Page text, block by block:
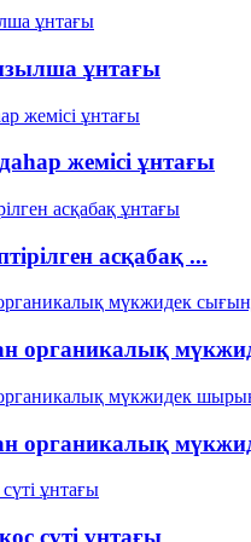
ұнтағы
жемісі ұнтағы
асқабақ ...
органикалық
органикалық
сүті ұнтағы